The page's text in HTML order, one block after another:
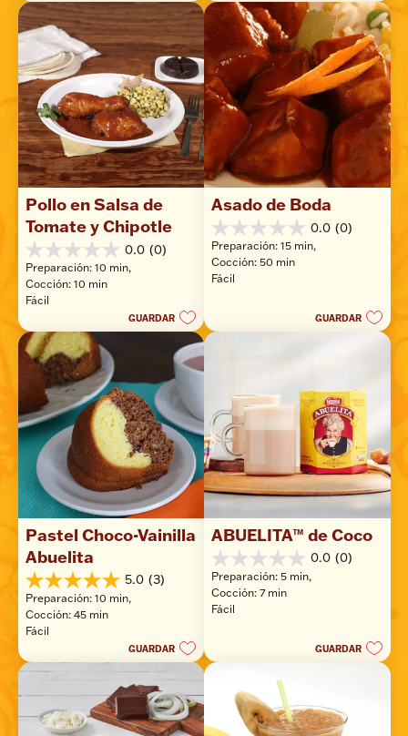
reseñas
Pollo en Salsa de
Tomate y Chipotle
0.0 (0)
0.0
de
5
estrellas.
Preparación: 10 min,
Cocción: 10 min
Fácil
GUARDAR
Asado de Boda
0.0 (0)
0.0
de
5
estrellas.
Preparación: 15 min,
Cocción: 50 min
Fácil
GUARDAR
Pastel Choco-Vainilla
Abuelita
5.0 (3)
5.0
de
5
estrellas.
reseñas
Preparación: 10 min,
Cocción: 45 min
Fácil
GUARDAR
ABUELITA™ de Coco
0.0 (0)
0.0
de
5
estrellas.
Preparación: 5 min,
Cocción: 7 min
Fácil
GUARDAR